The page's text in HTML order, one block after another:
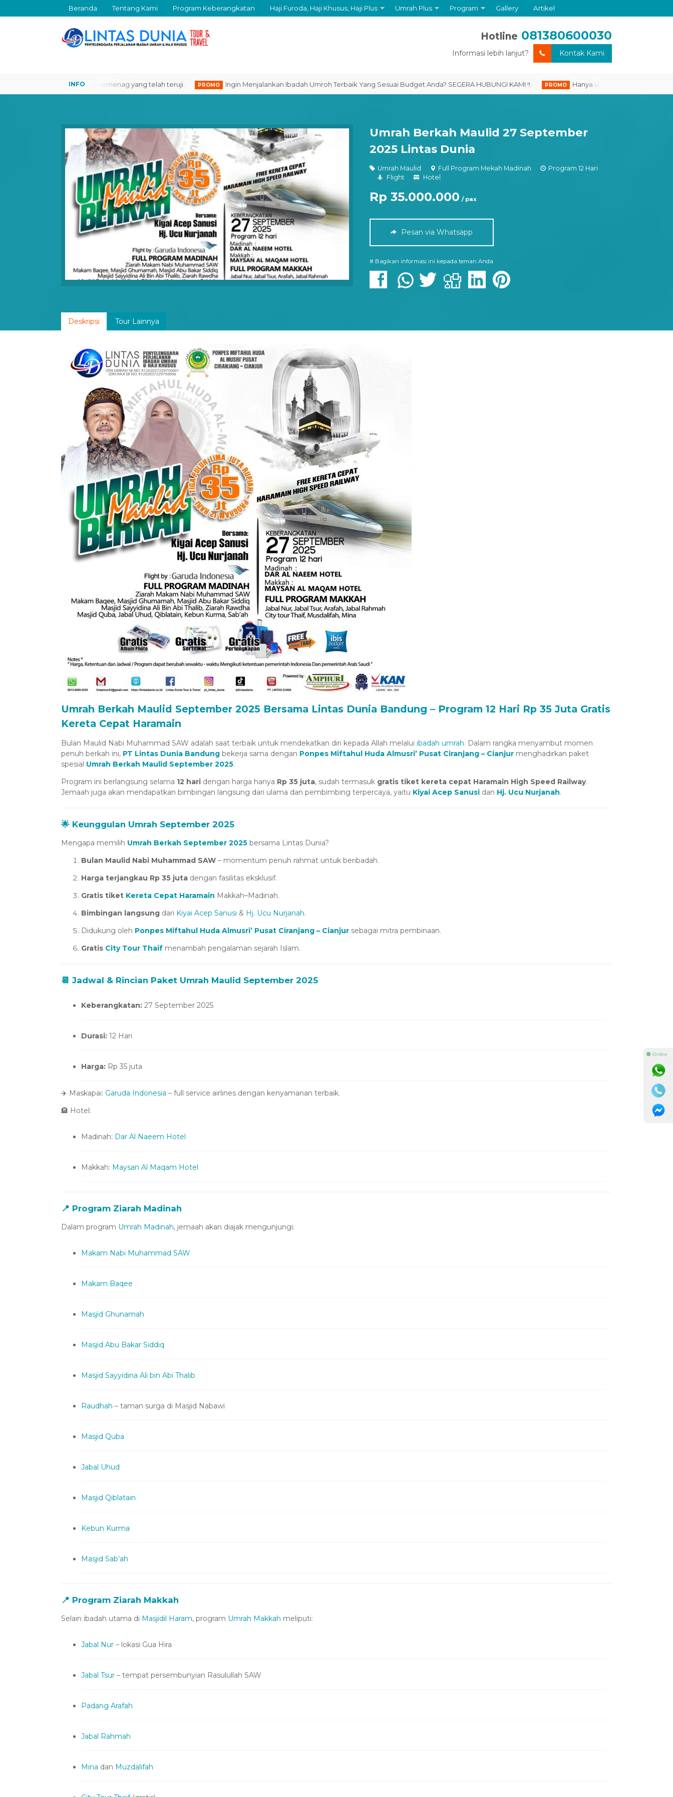
Beranda Tentang Kami Program Keberangkatan Haji Furoda, Haji Khusus, Haji Plus Umrah Plus Program Gallery Artikel
Hotline 081380600030
Informasi lebih lanjut? Kontak Kami
Perjalanan Resmi Kemenag yang telah teruji. PROMO Ingin Menjalankan Ibadah Umroh Terbaik Yang Sesuai Budget Anda? SEGERA HUBUNGI KAMI !!. PROMO Hanya untuk anda yang DAFTAR HARI
Umrah Berkah Maulid 27 September
2025 Lintas Dunia
Umrah Maulid Full Program Mekah Madinah
Program 12 Hari
Flight
Hotel
Rp 35.000.000 / pax
Pesan via Whatsapp
# Bagikan informasi ini kepada teman Anda
Deskripsi Tour Lainnya
Umrah Berkah Maulid September 2025 Bersama Lintas Dunia Bandung – Program 12 Hari Rp 35 Juta Gratis
Kereta Cepat Haramain
Bulan Maulid Nabi Muhammad SAW adalah saat terbaik untuk mendekatkan diri kepada Allah melalui ibadah umrah. Dalam rangka menyambut momen
penuh berkah ini, PT Lintas Dunia Bandung bekerja sama dengan Ponpes Miftahul Huda Almusri’ Pusat Ciranjang – Cianjur menghadirkan paket
spesial Umrah Berkah Maulid September 2025.
Program ini berlangsung selama 12 hari dengan harga hanya Rp 35 juta, sudah termasuk gratis tiket kereta cepat Haramain High Speed Railway.
Jemaah juga akan mendapatkan bimbingan langsung dari ulama dan pembimbing terpercaya, yaitu Kiyai Acep Sanusi dan Hj. Ucu Nurjanah.
🌟 Keunggulan Umrah September 2025
Mengapa memilih Umrah Berkah September 2025 bersama Lintas Dunia?
Bulan Maulid Nabi Muhammad SAW – momentum penuh rahmat untuk beribadah.
Harga terjangkau Rp 35 juta dengan fasilitas eksklusif.
Gratis tiket Kereta Cepat Haramain Makkah–Madinah.
Bimbingan langsung dari Kiyai Acep Sanusi & Hj. Ucu Nurjanah.
Didukung oleh Ponpes Miftahul Huda Almusri’ Pusat Ciranjang – Cianjur sebagai mitra pembinaan.
Gratis City Tour Thaif menambah pengalaman sejarah Islam.
📆 Jadwal & Rincian Paket Umrah Maulid September 2025
Keberangkatan: 27 September 2025
Durasi: 12 Hari
Harga: Rp 35 juta
✈️ Maskapai: Garuda Indonesia – full service airlines dengan kenyamanan terbaik.
🏨 Hotel:
Madinah: Dar Al Naeem Hotel
Makkah: Maysan Al Maqam Hotel
📍 Program Ziarah Madinah
Dalam program Umrah Madinah, jemaah akan diajak mengunjungi:
Makam Nabi Muhammad SAW
Makam Baqee
Masjid Ghunamah
Masjid Abu Bakar Siddiq
Masjid Sayyidina Ali bin Abi Thalib
Raudhah – taman surga di Masjid Nabawi
Masjid Quba
Jabal Uhud
Masjid Qiblatain
Kebun Kurma
Masjid Sab’ah
📍 Program Ziarah Makkah
Selain ibadah utama di Masjidil Haram, program Umrah Makkah meliputi:
Jabal Nur – lokasi Gua Hira
Jabal Tsur – tempat persembunyian Rasulullah SAW
Padang Arafah
Jabal Rahmah
Mina dan Muzdalifah
⚫ Online